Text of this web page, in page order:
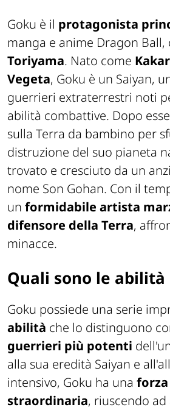
Goku è il protagonista
manga e anime Dragon Ball,
Toriyama. Nato come
Vegeta, Goku è un Saiyan,
guerrieri extraterrestri noti
abilità combattive. Dopo
sulla Terra da bambino per
distruzione del suo pianeta
trovato e cresciuto da un
nome Son Gohan. Con il
un formidabile artista
difensore della Terra,
minacce.
Quali sono le abilità
Goku possiede una serie
abilità che lo distinguono
guerrieri più potenti
alla sua eredità Saiyan e
intensivo, Goku ha una forza
straordinaria, riuscendo